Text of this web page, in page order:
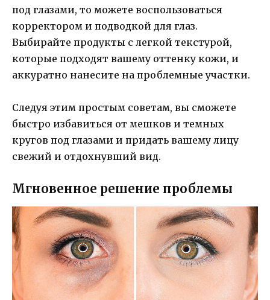
под глазами, то можете воспользоваться
корректором и подводкой для глаз.
Выбирайте продукты с легкой текстурой,
которые подходят вашему оттенку кожи, и
аккуратно нанесите на проблемные участки.
Следуя этим простым советам, вы сможете
быстро избавиться от мешков и темных
кругов под глазами и придать вашему лицу
свежий и отдохнувший вид.
Мгновенное решение проблемы